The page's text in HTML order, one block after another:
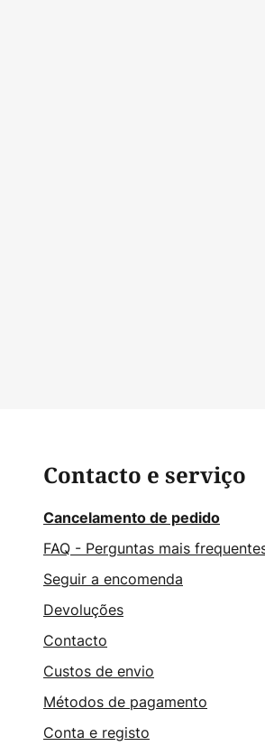
Contacto e serviço
Cancelamento de pedido
FAQ - Perguntas mais
Seguir a encomenda
Devoluções
Contacto
Custos de envio
Métodos de pagamento
Conta e registo